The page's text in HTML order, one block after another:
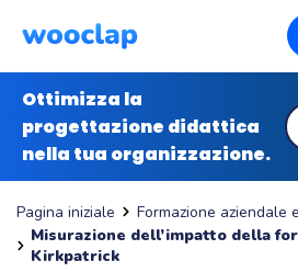
Ottimizza la
progettazione didattica
nella tua organizzazione.
Pagina iniziale
Formazione aziendale
Misurazione dell’impatto della
Kirkpatrick